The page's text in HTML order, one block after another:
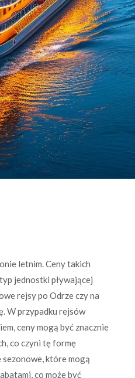
letnim. Ceny takich
jednostki pływającej
rejsy po Odrze czy na
W przypadku rejsów
ceny mogą być znacznie
co czyni tę formę
które mogą
co może być